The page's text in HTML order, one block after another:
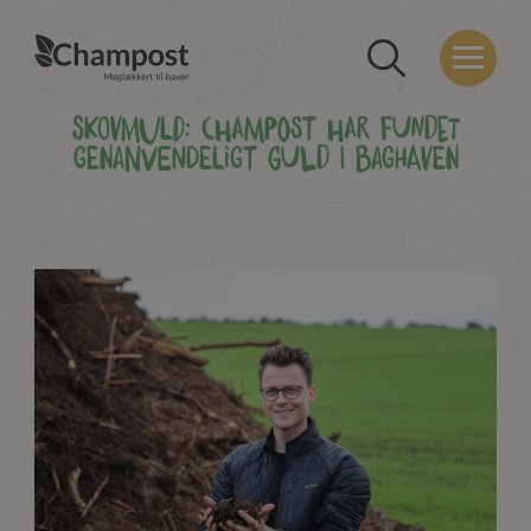
Skovmuld: Champost har fundet
genanvendeligt guld i baghaven